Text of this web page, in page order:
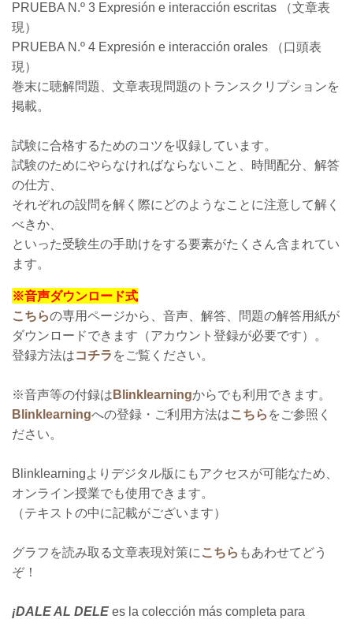
PRUEBA N.º 3 Expresión e interacción escritas （文章表
現）
PRUEBA N.º 4 Expresión e interacción orales （口頭表
現）
巻末に聴解問題、文章表現問題のトランスクリプションを
掲載。
試験に合格するためのコツを収録しています。
試験のためにやらなければならないこと、時間配分、解答
の仕方、
それぞれの設問を解く際にどのようなことに注意して解く
べきか、
といった受験生の手助けをする要素がたくさん含まれてい
ます。
※音声ダウンロード式
こちらの専用ページから、 音声、解答、問題の解答用紙が
ダウンロードできます（アカウント登録が必要です）。
登録方法はコチラ をご覧ください。
※音声等の付録は Blinklearningからでも利用できます。
Blinklearningへの登録・ご利用方法はこちら をご参照く
ださい。
Blinklearningよりデジタル版にもアクセスが可能なため、
オンライン授業でも使用できます。
（テキストの中に記載がございます）
グラフを読み取る文章表現対策に こちら もあわせてどう
ぞ！
¡DALE AL DELE es la colección más completa para